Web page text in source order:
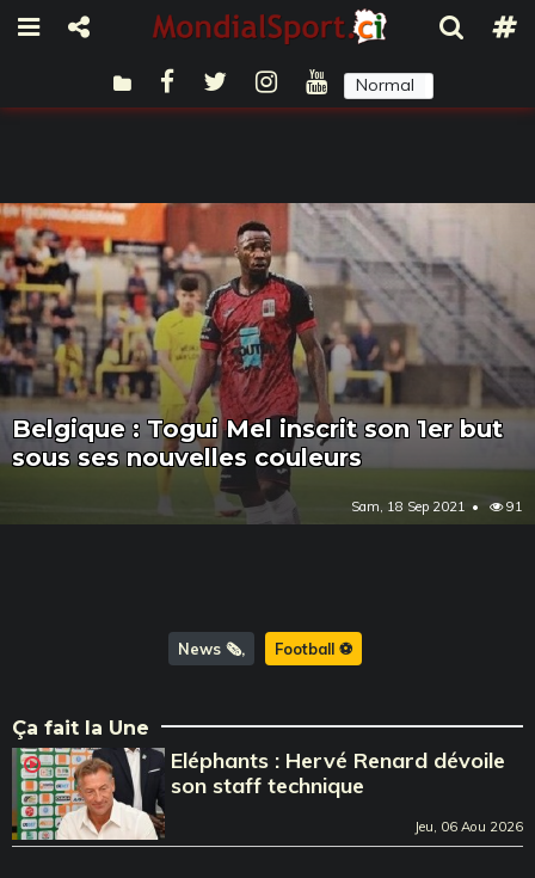
Normal
Belgique : Togui Mel inscrit son 1er but
sous ses nouvelles couleurs
Sam, 18 Sep 2021 91
News 🗞️ Football ⚽️
Ça fait la Une
Eléphants : Hervé Renard dévoile
son staff technique
Jeu, 06 Aou 2026